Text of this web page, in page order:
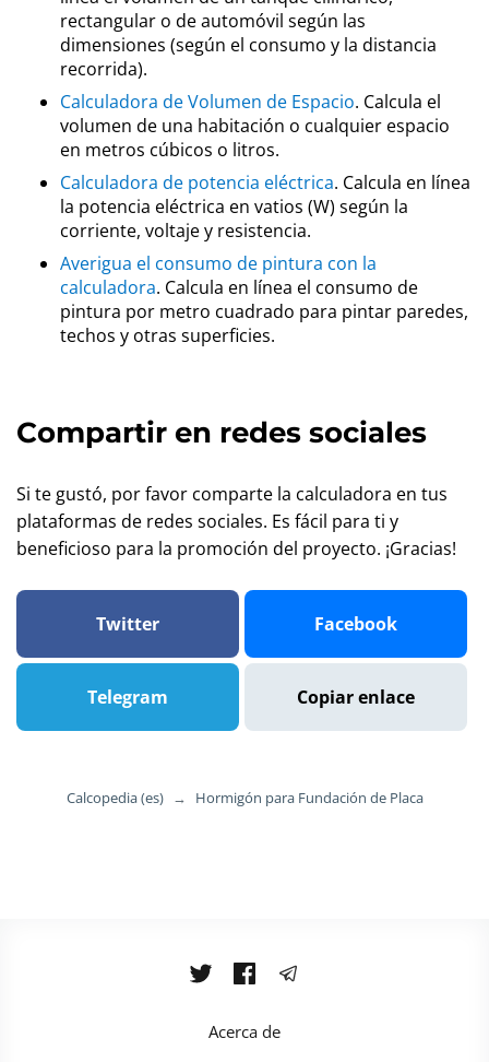
rectangular o de automóvil según las
dimensiones (según el consumo y la distancia
recorrida).
Calculadora de Volumen de Espacio. Calcula el
volumen de una habitación o cualquier espacio
en metros cúbicos o litros.
Calculadora de potencia eléctrica. Calcula en línea
la potencia eléctrica en vatios (W) según la
corriente, voltaje y resistencia.
Averigua el consumo de pintura con la
calculadora. Calcula en línea el consumo de
pintura por metro cuadrado para pintar paredes,
techos y otras superficies.
Compartir en redes sociales
Si te gustó, por favor comparte la calculadora en tus
plataformas de redes sociales. Es fácil para ti y
beneficioso para la promoción del proyecto. ¡Gracias!
Twitter Facebook
Telegram Copiar enlace
Calcopedia (es) → Hormigón para Fundación de Placa
Acerca de